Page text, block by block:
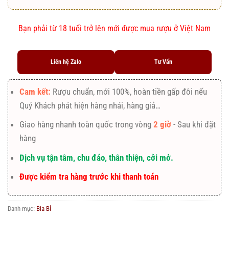
Bạn phải từ 18 tuổi trở lên mới được mua rượu ở Việt Nam
Liên hệ Zalo Tư Vấn
Cam kết: Rượu chuẩn, mới 100%, hoàn tiền gấp đôi nếu
Quý Khách phát hiện hàng nhái, hàng giả…
Giao hàng nhanh toàn quốc trong vòng2 giờ - Sau khi đặt
hàng
Dịch vụ tận tâm, chu đáo, thân thiện, cởi mở.
Được kiểm tra hàng trước khi thanh toán
Danh mục: Bia Bỉ